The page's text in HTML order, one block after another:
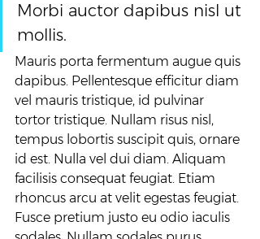
Morbi auctor dapibus nisl ut
mollis.
Mauris porta fermentum augue quis
dapibus. Pellentesque efficitur diam
vel mauris tristique, id pulvinar
tortor tristique. Nullam risus nisl,
tempus lobortis suscipit quis, ornare
id est. Nulla vel dui diam. Aliquam
facilisis consequat feugiat. Etiam
rhoncus arcu at velit egestas feugiat.
Fusce pretium justo eu odio iaculis